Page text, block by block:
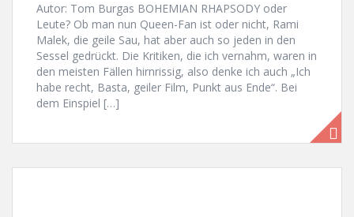
Autor: Tom Burgas BOHEMIAN RHAPSODY oder
Leute? Ob man nun Queen-Fan ist oder nicht, Rami
Malek, die geile Sau, hat aber auch so jeden in den
Sessel gedrückt. Die Kritiken, die ich vernahm, waren in
den meisten Fällen hirnrissig, also denke ich auch „Ich
habe recht, Basta, geiler Film, Punkt aus Ende“. Bei
dem Einspiel […]